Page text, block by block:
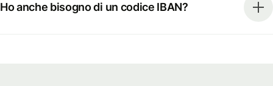
Ho anche bisogno di un codice IBAN?